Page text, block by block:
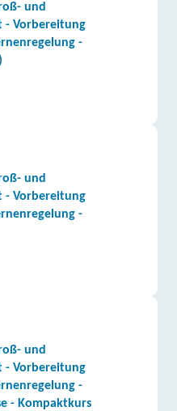
und
- Vorbereitung
-
und
- Vorbereitung
-
und
- Vorbereitung
-
- Kompaktkurs